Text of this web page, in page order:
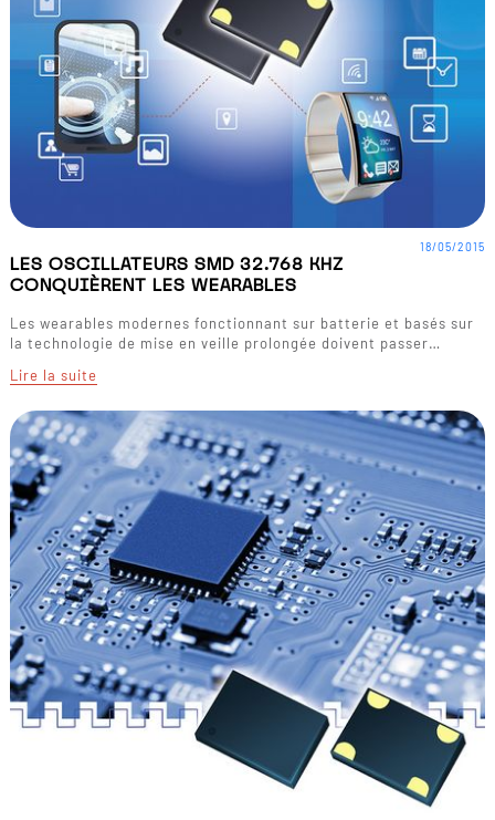
LES OSCILLATEURS SMD 32.768 KHZ
CONQUIÈRENT LES WEARABLES
Les wearables modernes fonctionnant sur batterie et basés sur
la technologie de mise en veille prolongée doivent passer…
Lire la suite
18/05/2015